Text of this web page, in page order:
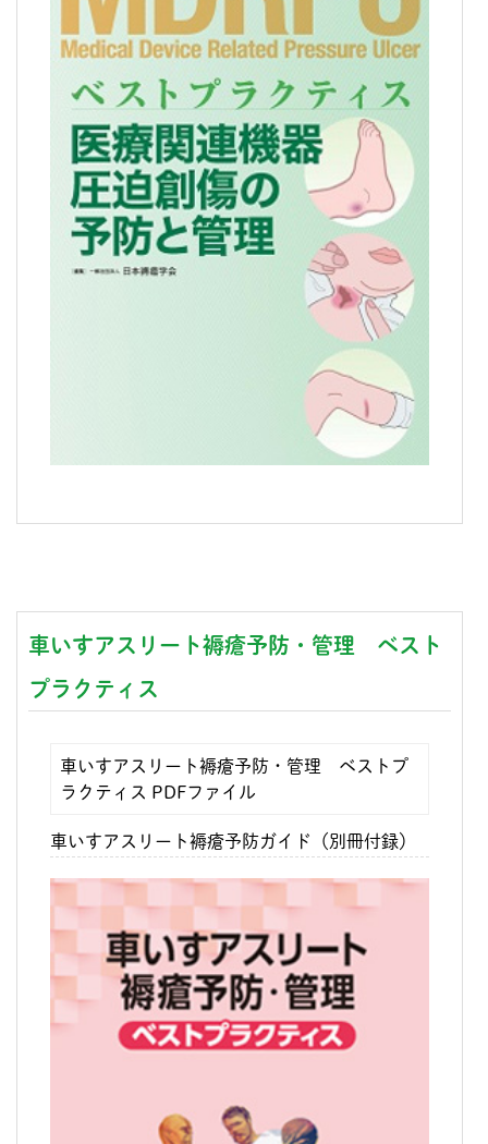
車いすアスリート褥瘡予防・管理 ベスト
プラクティス
車いすアスリート褥瘡予防・管理 ベストプ
ラクティス PDFファイル
車いすアスリート褥瘡予防ガイド（別冊付録）